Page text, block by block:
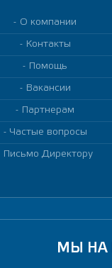
О компании
Контакты
Помощь
Вакансии
Партнерам
Частые вопросы
Письмо Директору
МЫ НА